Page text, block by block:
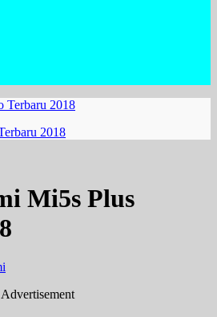
Terbaru 2018
2018
Mi5s Plus
Advertisement